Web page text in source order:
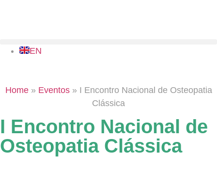
EN
Home» Eventos» I Encontro Nacional de Osteopatia
Clássica
I Encontro Nacional de
Osteopatia Clássica